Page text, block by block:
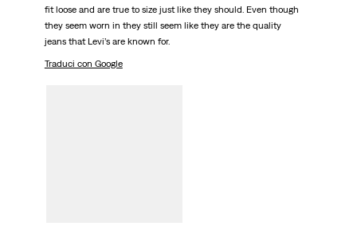
fit loose and are true to size just like they should. Even though
they seem worn in they still seem like they are the quality
jeans that Levi’s are known for.
Traduci con Google